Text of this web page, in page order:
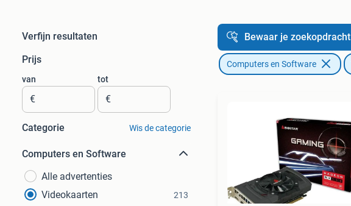
Verfijn resultaten
Prijs
van
€
tot
€
Categorie Wis de categorie
Computers en Software
Alle advertenties
Videokaarten
213
Bewaar je zoekopdracht
Computers en Software